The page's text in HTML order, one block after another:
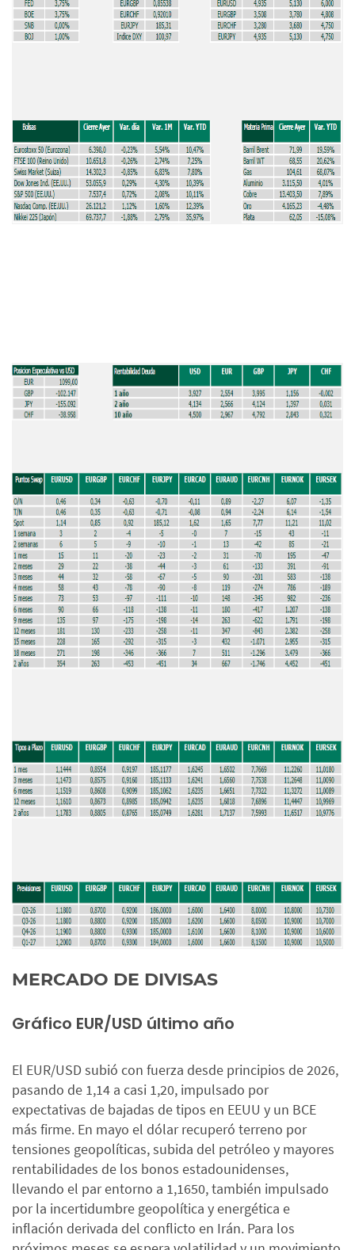
MERCADO DE DIVISAS
Gráfico EUR/USD último año
El EUR/USD subió con fuerza desde principios de 2026,
pasando de 1,14 a casi 1,20, impulsado por
expectativas de bajadas de tipos en EEUU y un BCE
más firme. En mayo el dólar recuperó terreno por
tensiones geopolíticas, subida del petróleo y mayores
rentabilidades de los bonos estadounidenses,
llevando el par entorno a 1,1650, también impulsado
por la incertidumbre geopolítica y energética e
inflación derivada del conflicto en Irán. Para los